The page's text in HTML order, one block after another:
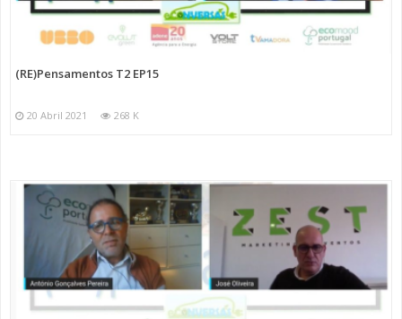
(RE)Pensamentos T2 EP15
20 Abril 2021 268 K